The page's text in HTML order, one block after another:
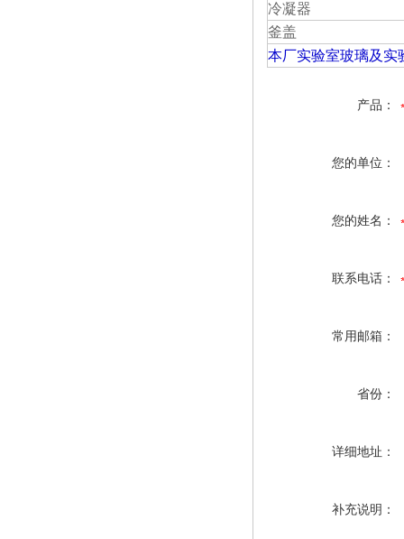
冷凝器
釜盖
本厂实验室玻璃及实
产品：
您的单位：
您的姓名：
联系电话：
常用邮箱：
省份：
详细地址：
补充说明：